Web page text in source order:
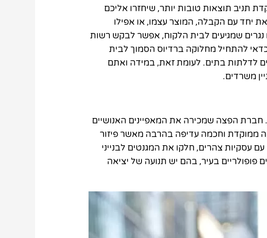
תניב תוצאות טובות יותר, שיחזרו אליכם
יחד עם הקבלה, המוצר עצמו, או אפילו
שמגיעים לבית הלקוח, אפשר לבקש רשות
להתחיל מחלוקה ברדיוס הסמוך לבית
לדלתות בתים. לעומת זאת, במידה ואתם
משרדים.
חברת הפצה שמכירה את המאפיינים האנושיים
ממוקדת וחכמה עדיפה בהרבה מאשר פיזור
עסקיות צהרים, חלקו את המגנטים לבנייני
בעיר, בהם יש תנועה של יציאה